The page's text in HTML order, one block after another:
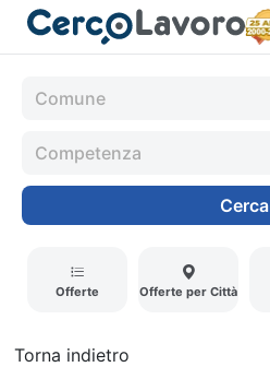
Cerca
Offerte Offerte per Città
Torna indietro